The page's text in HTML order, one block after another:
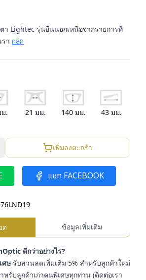
า Lightec รุ่นอื่นนอกเหนือจากรายการที่
า คลิก
. 21 มม. 140มม. 43มม.
เพิ่มลงตะกร้า
แชท FACEBOOK
ด ข้อมูลเพิ่มเติม
ดีกว่าอย่างไร?
ศษ รับส่วนลดเพิ่มเติม 5% สำหรับลูกค้าใหม่
หรับลูกค้าเก่าคนพิเศษทุกท่าน (ติดต่อเรา